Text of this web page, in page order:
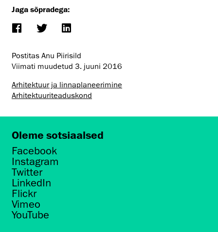
Jaga sõpradega:
Postitas Anu Piirisild
Viimati muudetud 3. juuni 2016
Arhitektuur ja linnaplaneerimine
Arhitektuuri­teaduskond
Oleme sotsiaalsed
Facebook
Instagram
Twitter
LinkedIn
Flickr
Vimeo
YouTube